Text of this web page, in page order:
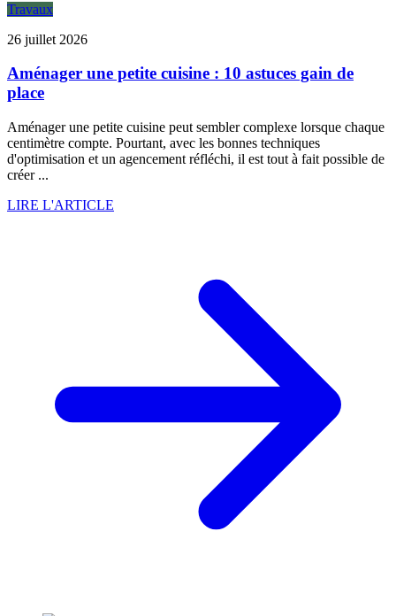
Travaux
26 juillet 2026
Aménager une petite cuisine : 10 astuces gain de
place
Aménager une petite cuisine peut sembler complexe lorsque chaque
centimètre compte. Pourtant, avec les bonnes techniques
d'optimisation et un agencement réfléchi, il est tout à fait possible de
créer ...
LIRE L'ARTICLE